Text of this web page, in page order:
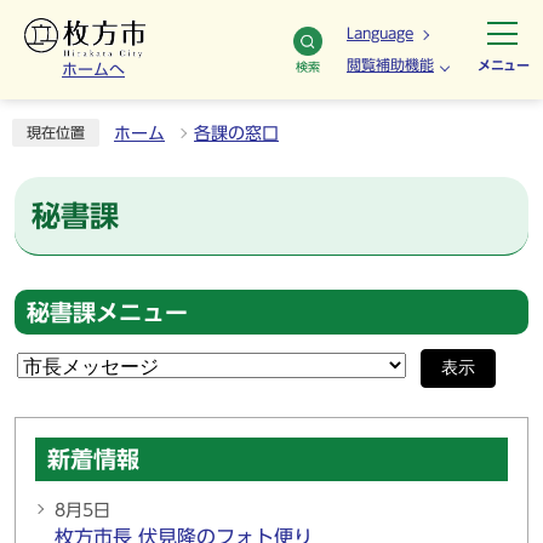
ホームへ 検索
Language
閲覧補助機能 メニュー
現在位置 ホーム 各課の窓口
秘書課
秘書課メニュー
表示
新着情報
8月5日
枚方市長 伏見隆のフォト便り